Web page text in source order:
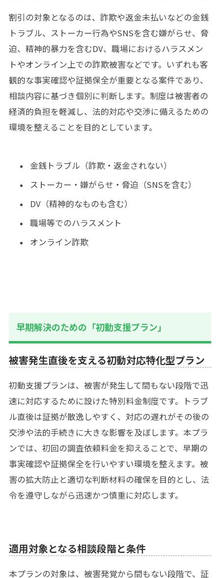
割引の対象となるのは、詐欺や返金未払いなどの金銭
トラブル、ストーカー行為やSNSを含む嫌がらせ、脅
迫、精神的暴力を含むDV、職場におけるハラスメン
トやオンライン上での詐欺被害などです。いずれも客
観的な事実確認や証拠保全が重要となる案件であり、
相談内容に基づき個別に判断します。制度は被害者の
経済的負担を軽減し、法的対応や交渉に備えるための
環境を整えることを目的としています。
金銭トラブル（詐欺・返金されない）
ストーカー・嫌がらせ・脅迫（SNSを含む）
DV（精神的なものも含む）
職場等でのハラスメント
オンライン詐欺
早期解決のための「初動支援プラン」
被害発生直後を支える初動対応特化型プラン
初動支援プランは、被害が発生して間もない段階で迅
速に対応するために設けた特別料金制度です。トラブ
ル直後は証拠が散逸しやすく、対応の遅れがその後の
交渉や法的手続きに大きな影響を及ぼします。本プラ
ンでは、初回の調査依頼料金を抑えることで、早期の
事実確認や証拠保全を行いやすい環境を整えます。被
害の拡大防止と適切な判断材料の確保を目的とし、法
令を遵守しながら迅速かつ慎重に対応します。
適用対象となる相談段階と条件
本プランの対象は、被害発覚から間もない段階で、証